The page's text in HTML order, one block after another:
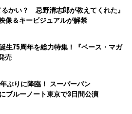
かい？ 忌野清志郎が教えてくれた』
像＆キービジュアルが解禁
生75周年を総力特集！『ベース・マガ
売
ぶりに降臨！ スーパーバン
にブルーノート東京で3日間公演